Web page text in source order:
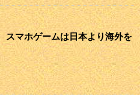
スマホゲームは日本より海外を